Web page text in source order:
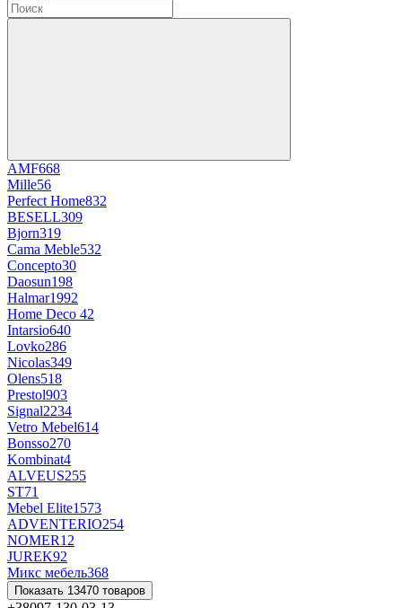
AMF668
Mille56
Perfect Home832
BESELL309
Bjorn319
Cama Meble532
Concepto30
Daosun198
Halmar1992
Home Deco 42
Intarsio640
Lovko286
Nicolas349
Olens518
Prestol903
Signal2234
Vetro Mebel614
Bonsso270
Kombinat4
ALVEUS255
ST71
Mebel Elite1573
ADVENTERIO254
NOMER1 2
JUREK92
Микс мебель368
Показать 13470 товаров